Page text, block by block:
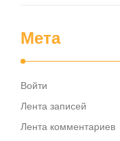
Мета
Войти
Лента записей
Лента комментариев